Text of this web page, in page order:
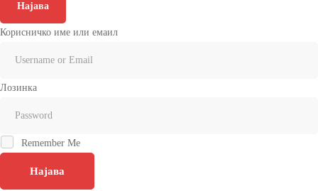
Најава
Корисничко име или емаил
Лозинка
Remember Me
Најава